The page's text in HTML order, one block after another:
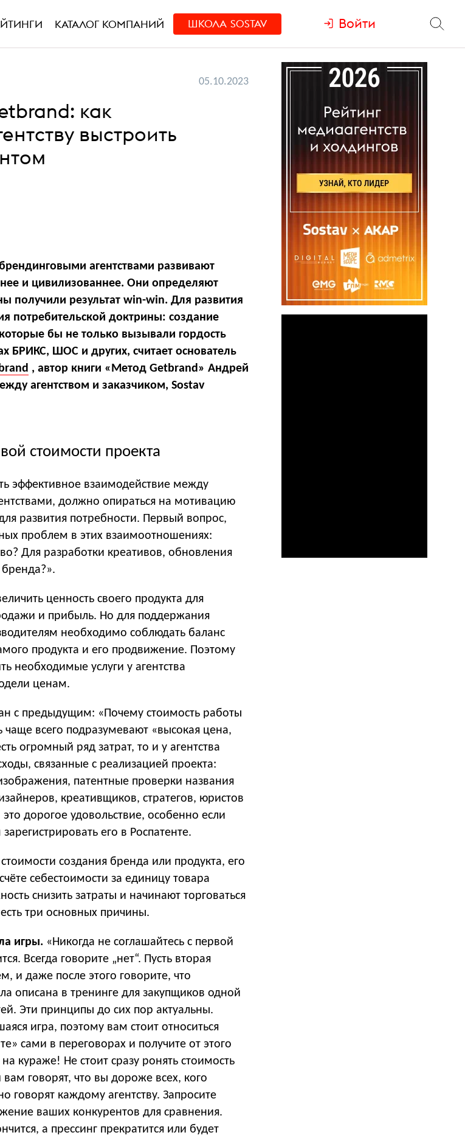
КАТАЛОГ КОМПАНИЙ ШКОЛА SOSTAV Войти
05.10.2023
как
выстроить
агентствами развивают
и цивилизованнее. Они определяют
получили результат win-win. Для развития
потребительской доктрины: создание
бы не только вызывали гордость
БРИКС, ШОС и других, считает основатель
, автор книги «Метод Getbrand» Андрей
агентством и заказчиком, Sostav
стоимости проекта
эффективное взаимодействие между
должно опираться на мотивацию
развития потребности. Первый вопрос,
проблем в этих взаимоотношениях:
Для разработки креативов, обновления
ценность своего продукта для
и прибыль. Но для поддержания
необходимо соблюдать баланс
продукта и его продвижение. Поэтому
необходимые услуги у агентства
ценам.
с предыдущим: «Почему стоимость работы
чаще всего подразумевают «высокая цена,
огромный ряд затрат, то и у агентства
связанные с реализацией проекта:
патентные проверки названия
креативщиков, стратегов, юристов
дорогое удовольствие, особенно если
его в Роспатенте.
создания бренда или продукта, его
себестоимости за единицу товара
снизить затраты и начинают торговаться
три основных причины.
игры. «Никогда не соглашайтесь с первой
Всегда говорите „нет“. Пусть вторая
и даже после этого говорите, что
описана в тренинге для закупщиков одной
Эти принципы до сих пор актуальны.
игра, поэтому вам стоит относиться
сами в переговорах и получите от этого
кураже! Не стоит сразу ронять стоимость
говорят, что вы дороже всех, кого
говорят каждому агентству. Запросите
ваших конкурентов для сравнения.
а прессинг прекратится или будет